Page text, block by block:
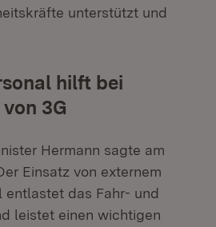
unterstützt und
hilft bei
3G
Hermann sagte am
Einsatz von externem
entlastet das Fahr- und
leistet einen wichtigen